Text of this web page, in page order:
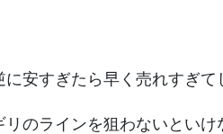
安すぎたら早く売れすぎて
のラインを狙わないとい